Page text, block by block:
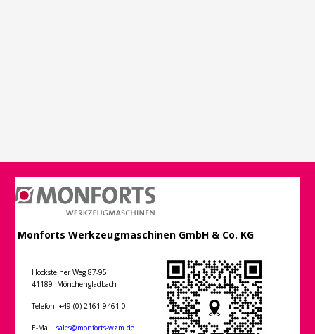
Monforts Werkzeugmaschinen GmbH & Co. KG
Hocksteiner Weg 87-95
41189 Mönchengladbach
Telefon: +49 (0) 2161 9461 0
E-Mail: sales@monforts-wzm.de